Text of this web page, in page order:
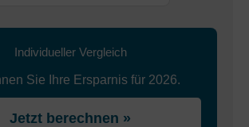
Individueller Vergleich
Sie Ihre Ersparnis für 2026.
Jetzt berechnen »